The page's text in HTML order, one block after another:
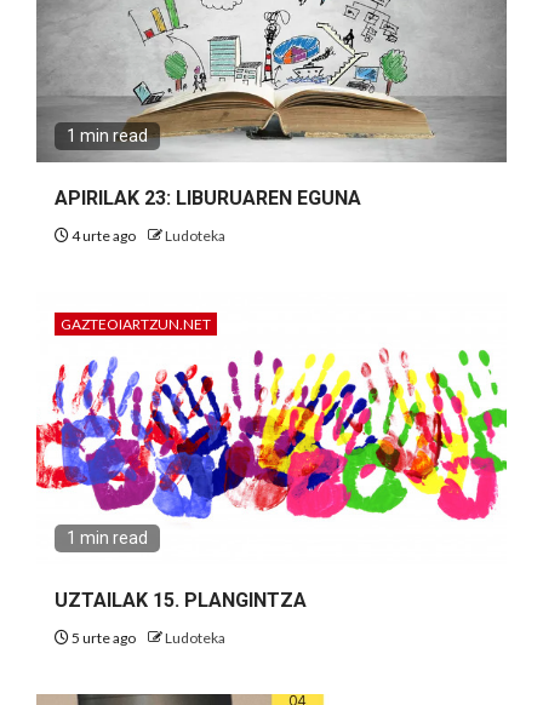
1 min read
APIRILAK 23: LIBURUAREN EGUNA
4 urte ago Ludoteka
GAZTEOIARTZUN.NET
1 min read
UZTAILAK 15. PLANGINTZA
5 urte ago Ludoteka